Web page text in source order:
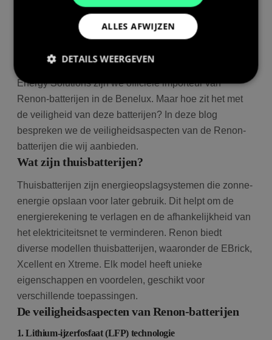
Thuisbatterijen worden steeds populairder, zowel bij
particulieren als bedrijven. Ze spelen een cruciale rol in
de energietransitie door overtollige zonne-energie op te
slaan en te gebruiken wanneer dat nodig is. Bij Bolk
Energy Solutions zijn we officiële importeur van
Renon-batterijen in de Benelux. Maar hoe zit het met
de veiligheid van deze batterijen? In deze blog
bespreken we de veiligheidsaspecten van de Renon-
batterijen die wij aanbieden.
Wat zijn thuisbatterijen?
Thuisbatterijen zijn energieopslagsystemen die zonne-
energie opslaan voor later gebruik. Dit helpt om de
energierekening te verlagen en de afhankelijkheid van
het elektriciteitsnet te verminderen. Renon biedt
diverse modellen thuisbatterijen, waaronder de EBrick,
Xcellent en Xtreme. Elk model heeft unieke
eigenschappen en voordelen, geschikt voor
verschillende toepassingen.
De veiligheidsaspecten van Renon-batterijen
1. Lithium-ijzerfosfaat (LFP) technologie
ALLES AFWIJZEN
DETAILS WEERGEVEN
Prestatiecookies worden gebruikt om te zien hoe
bezoekers de website gebruiken, bijv. analytische
cookies. Deze cookies kunnen niet worden gebruikt
om een bepaalde bezoeker direct te identificeren.
Naam
Aanbieder/
Vervaldatum
wp-
wpml_current_language
OnTheGoSystems
Ltd.
bolk.energy
Sessie